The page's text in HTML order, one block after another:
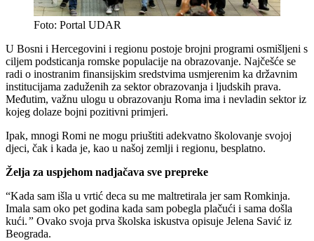
Foto: Portal UDAR
U Bosni i Hercegovini i regionu postoje brojni programi osmišljeni s
ciljem podsticanja romske populacije na obrazovanje. Najčešće se
radi o inostranim finansijskim sredstvima usmjerenim ka državnim
institucijama zaduženih za sektor obrazovanja i ljudskih prava.
Međutim, važnu ulogu u obrazovanju Roma ima i nevladin sektor iz
kojeg dolaze bojni pozitivni primjeri.
Ipak, mnogi Romi ne mogu priuštiti adekvatno školovanje svojoj
djeci, čak i kada je, kao u našoj zemlji i regionu, besplatno.
Želja za uspjehom nadjačava sve prepreke
“Kada sam išla u vrtić deca su me maltretirala jer sam Romkinja.
Imala sam oko pet godina kada sam pobegla plačući i sama došla
kući.” Ovako svoja prva školska iskustva opisuje Jelena Savić iz
Beograda.